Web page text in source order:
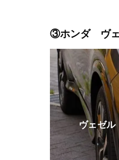
③ホンダ ヴェ
ヴェゼ